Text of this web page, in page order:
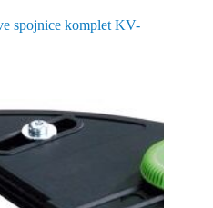
spojnice komplet KV-